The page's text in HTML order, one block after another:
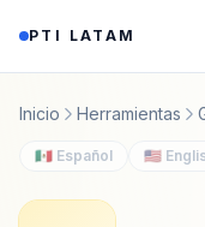
PTI LATAM
Inicio Herramientas
🇲🇽 Español 🇺🇸